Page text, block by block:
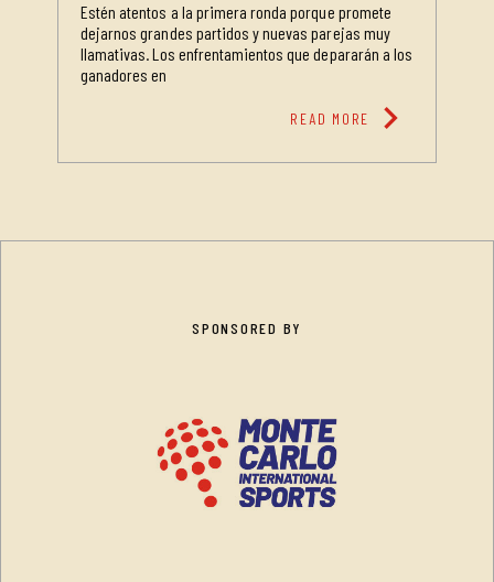
Estén atentos a la primera ronda porque promete
dejarnos grandes partidos y nuevas parejas muy
llamativas. Los enfrentamientos que depararán a los
ganadores en
READ MORE chevron_right
SPONSORED BY